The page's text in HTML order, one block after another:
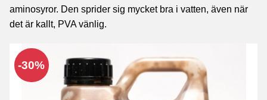
aminosyror. Den sprider sig mycket bra i vatten, även när
det är kallt, PVA vänlig.
30%